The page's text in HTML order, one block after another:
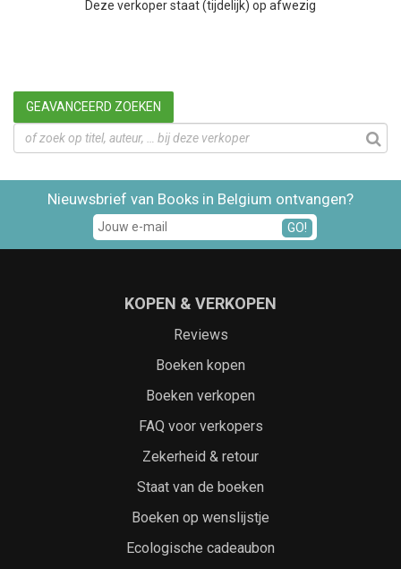
Deze verkoper staat (tijdelijk) op afwezig
GEAVANCEERD ZOEKEN
Nieuwsbrief van Books in Belgium ontvangen?
GO!
KOPEN & VERKOPEN
Reviews
Boeken kopen
Boeken verkopen
FAQ voor verkopers
Zekerheid & retour
Staat van de boeken
Boeken op wenslijstje
Ecologische cadeaubon